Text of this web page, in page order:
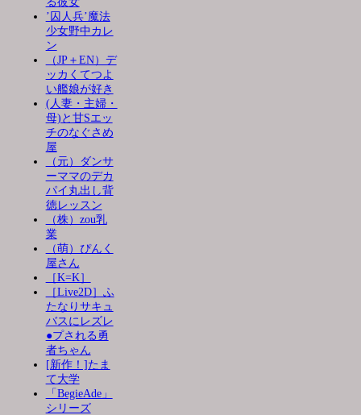
’囚人兵’魔法
少女野中カレ
ン
（JP＋EN）デ
ッカくてつよ
い艦娘が好き
(人妻・主婦・
母)と甘Sエッ
チのなぐさめ
屋
（元）ダンサ
ーママのデカ
パイ丸出し背
徳レッスン
（株）zou乳
業
（萌）ぴんく
屋さん
［K=K］
［Live2D］ふ
たなりサキュ
バスにレズレ
●プされる勇
者ちゃん
[新作！]たま
て大学
「BegieAde」
シリーズ